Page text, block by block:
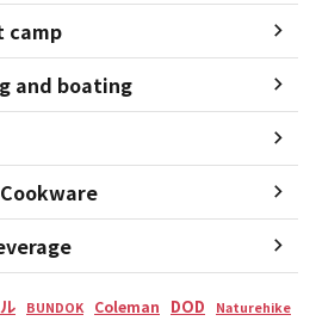
camp
and boating
Cookware
BUNDOK Coleman DOD Naturehike